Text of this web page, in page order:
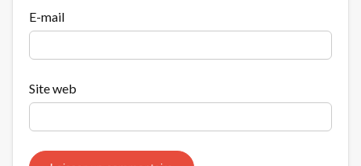
E-mail
Site web